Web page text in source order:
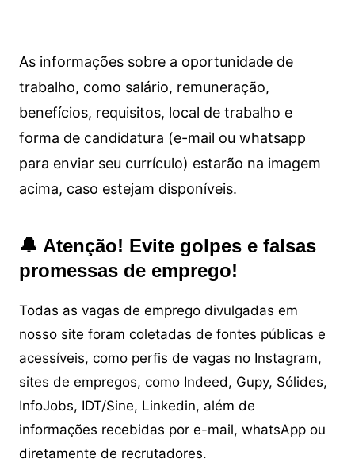
As informações sobre a oportunidade de
trabalho, como salário, remuneração,
benefícios, requisitos, local de trabalho e
forma de candidatura (e-mail ou whatsapp
para enviar seu currículo) estarão na imagem
acima, caso estejam disponíveis.
🔔 Atenção! Evite golpes e falsas
promessas de emprego!
Todas as vagas de emprego divulgadas em
nosso site foram coletadas de fontes públicas e
acessíveis, como perfis de vagas no Instagram,
sites de empregos, como Indeed, Gupy, Sólides,
InfoJobs, IDT/Sine, Linkedin, além de
informações recebidas por e-mail, whatsApp ou
diretamente de recrutadores.